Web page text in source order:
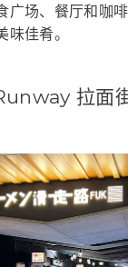
广场、餐厅和咖
佳肴。
拉面